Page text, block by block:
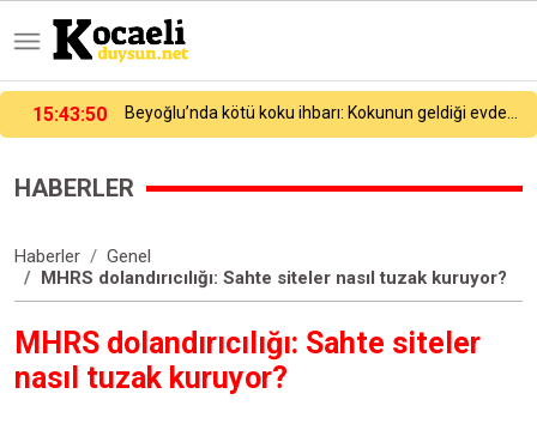
15:37:44
HABERLER
Haberler
Genel
MHRS dolandırıcılığı: Sahte siteler nasıl tuzak kuruyor?
MHRS dolandırıcılığı: Sahte siteler
nasıl tuzak kuruyor?